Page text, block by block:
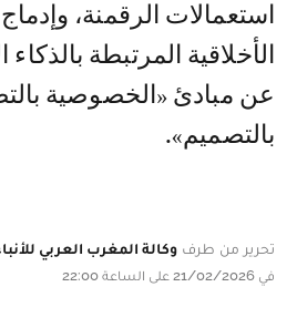
استعمالات الرقمنة،
الأخلاقية المرتبطة
عن مبادئ «الخصوصية
بالتصميم».
تحرير من طرف وكالة المغرب العربي
في 21/02/2026 على الساعة 22:00